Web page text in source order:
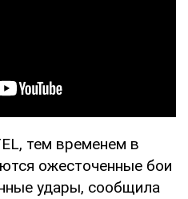
тем временем в
ожесточенные бои
удары, сообщила